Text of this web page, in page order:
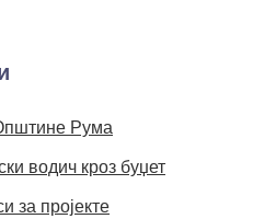
Рума
водич кроз буџет
за пројекте